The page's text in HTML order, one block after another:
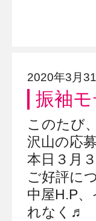
2020年3月
振袖
このたび
沢山の応
本日３月
ご好評に
中屋H.P
れなく♬